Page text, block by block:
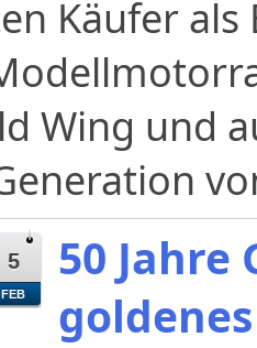
Käufer als
Wing und
5
FEB
50